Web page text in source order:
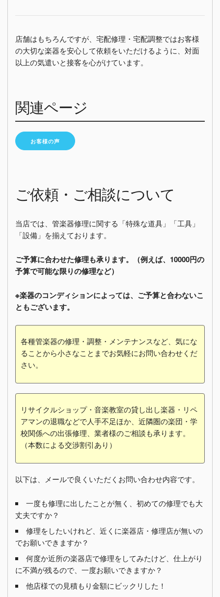
店舗はもちろんですが、宅配修理・宅配調整ではお客様
の大切な楽器を安心して依頼をいただけるように、対面
以上の気遣いと接客を心がけています。
関連ページ
お客様の声
ご依頼・ご相談について
当店では、管楽器修理に関する「特殊な道具」「工具」
「設備」を揃えております。
ご予算に合わせた修理も承ります。（例えば、10000円の
予算で可能な限りの修理など）
※楽器のコンディションによっては、ご予算と合わないこ
ともございます。
各種管楽器の修理・調整・メンテナンスなど、気にな
ることから小さなことまでお気軽にお問い合わせくだ
さい。
リサイクルショップ・音楽教室の貸し出し楽器・リペ
アマンの退職などで人手不足ほか、近隣圏の楽団・学
校関係への出張修理、業者様のご相談も承ります。
（本数による交渉割引あり）
以下は、メールで良くいただくお問い合わせ内容です。
一度も修理に出したことが無く、初めての修理でも大
丈夫ですか？
修理をしたいけれど、近くに楽器店・修理店が無いの
でお願いできますか？
何度か近所の楽器店で修理をしてみたけど、仕上がり
に不満が残るので、一度お願いできますか？
他店様での見積もり金額にビックリした！